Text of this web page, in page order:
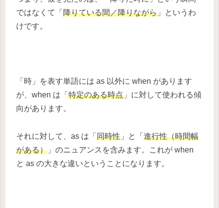
ではなくて「 降りている間／降りながら 」というわ
けです。
「時」を表す単語には as 以外に when があります
が、when は「 特定のある時点 」に対して使われる傾
向があります。
それに対して、as は「 同時性 」と「 進行性（時間幅
がある） 」のニュアンスを含みます。これが when
と as の大きな違いということになります。